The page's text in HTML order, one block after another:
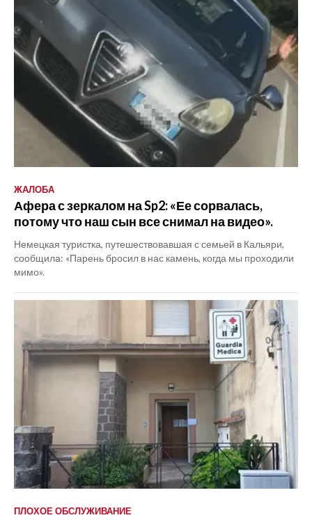
ЖАЛОБА
Афера с зеркалом на Sp2: «Ее сорвалась,
потому что наш сын все снимал на видео».
Немецкая туристка, путешествовавшая с семьей в Кальяри,
сообщила: «Парень бросил в нас камень, когда мы проходили
мимо».
ПЛОХОЕ ОБСЛУЖИВАНИЕ